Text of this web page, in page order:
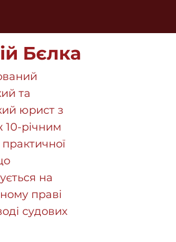
Бєлка
та
юрист з
10-річним
на
праві
судових